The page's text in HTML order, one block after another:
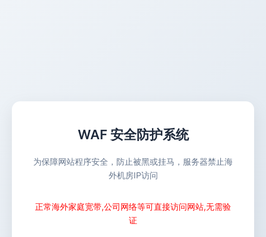
WAF 安全防护系统
为保障网站程序安全，防止被黑或挂马，服务器禁止海
外机房IP访问
正常海外家庭宽带,公司网络等可直接访问网站,无需验
证